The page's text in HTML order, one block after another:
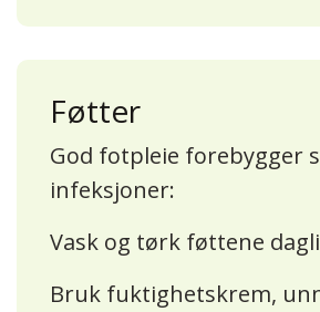
Føtter
God fotpleie forebygger
infeksjoner:
Vask og tørk føttene
Bruk fuktighetskrem,